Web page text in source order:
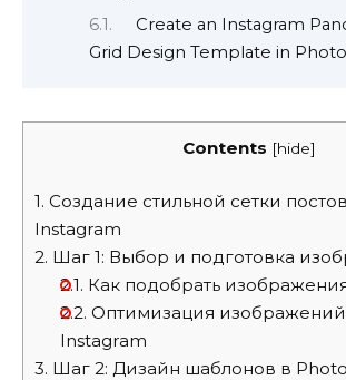
Create an Instagram
Grid Design Template in
Contents [hide]
1. Создание стильной сетки
Instagram
2. Шаг 1: Выбор и подготовка
2.1. Как подобрать
2.2. Оптимизация
Instagram
3. Шаг 2: Дизайн шаблонов в